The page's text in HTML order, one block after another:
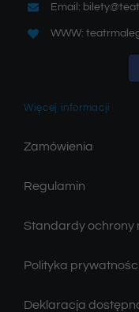
Email:
WWW:
Więcej informacji
Zamówienia
Regulamin
Standardy ochrony
Polityka
Deklaracja